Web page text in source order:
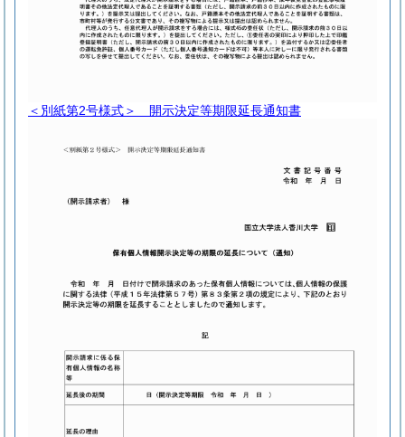
＜別紙第2号様式＞ 開示決定等期限延長通知書